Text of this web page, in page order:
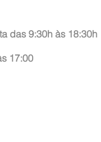
das 9:30h às 18:30h
17:00